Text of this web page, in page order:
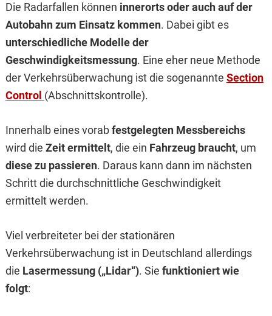
Die Radarfallen können innerorts oder auch auf der
Autobahn zum Einsatz kommen. Dabei gibt es
unterschiedliche Modelle der
Geschwindigkeitsmessung. Eine eher neue Methode
der Verkehrsüberwachung ist die sogenannte Section
Control (Abschnittskontrolle).
Innerhalb eines vorabfestgelegten Messbereichs
wird die Zeit ermittelt, die ein Fahrzeug braucht, um
diese zu passieren. Daraus kann dann im nächsten
Schritt die durchschnittliche Geschwindigkeit
ermittelt werden.
Viel verbreiteter bei der stationären
Verkehrsüberwachung ist in Deutschland allerdings
die Lasermessung („Lidar“). Sie funktioniert wie
folgt: